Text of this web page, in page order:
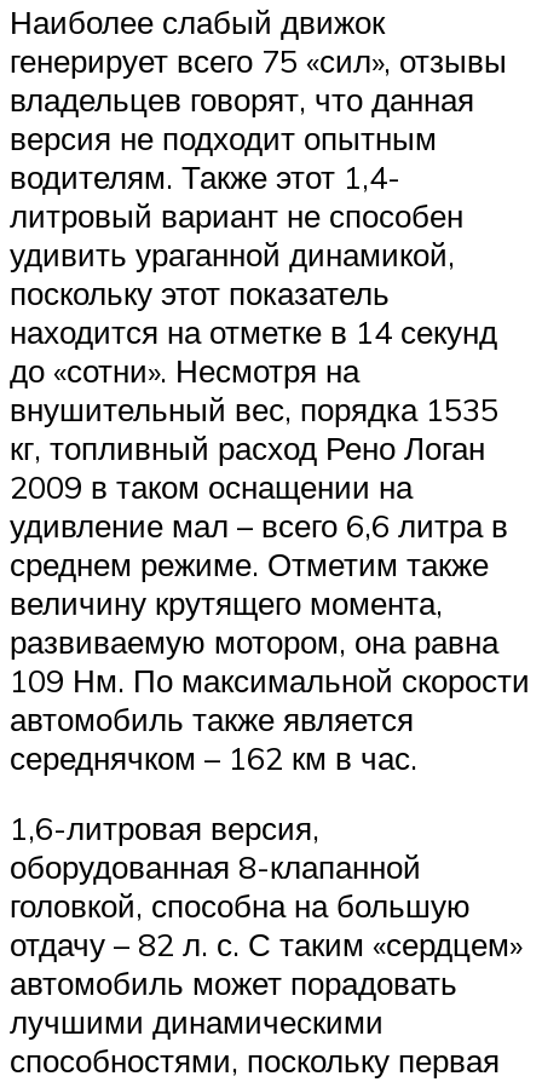
Наиболее слабый движок
генерирует всего 75 «сил», отзывы
владельцев говорят, что данная
версия не подходит опытным
водителям. Также этот 1,4-
литровый вариант не способен
удивить ураганной динамикой,
поскольку этот показатель
находится на отметке в 14 секунд
до «сотни». Несмотря на
внушительный вес, порядка 1535
кг, топливный расход Рено Логан
2009 в таком оснащении на
удивление мал – всего 6,6 литра в
среднем режиме. Отметим также
величину крутящего момента,
развиваемую мотором, она равна
109 Нм. По максимальной скорости
автомобиль также является
середнячком – 162 км в час.
1,6-литровая версия,
оборудованная 8-клапанной
головкой, способна на большую
отдачу – 82 л. с. С таким «сердцем»
автомобиль может порадовать
лучшими динамическими
способностями, поскольку первая